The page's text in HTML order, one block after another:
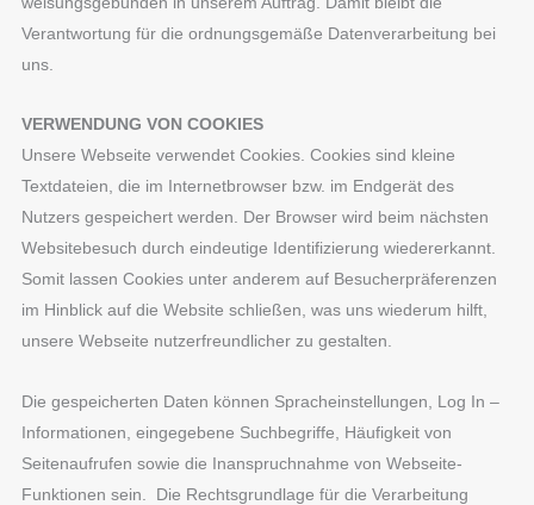
Verantwortung für die ordnungsgemäße Datenverarbeitung bei
uns.
VERWENDUNG VON COOKIES
Unsere Webseite verwendet Cookies. Cookies sind kleine
Textdateien, die im Internetbrowser bzw. im Endgerät des
Nutzers gespeichert werden. Der Browser wird beim nächsten
Websitebesuch durch eindeutige Identifizierung wiedererkannt.
Somit lassen Cookies unter anderem auf Besucherpräferenzen
im Hinblick auf die Website schließen, was uns wiederum hilft,
unsere Webseite nutzerfreundlicher zu gestalten.
Die gespeicherten Daten können Spracheinstellungen, Log In –
Informationen, eingegebene Suchbegriffe, Häufigkeit von
Seitenaufrufen sowie die Inanspruchnahme von Webseite-
Funktionen sein. Die Rechtsgrundlage für die Verarbeitung